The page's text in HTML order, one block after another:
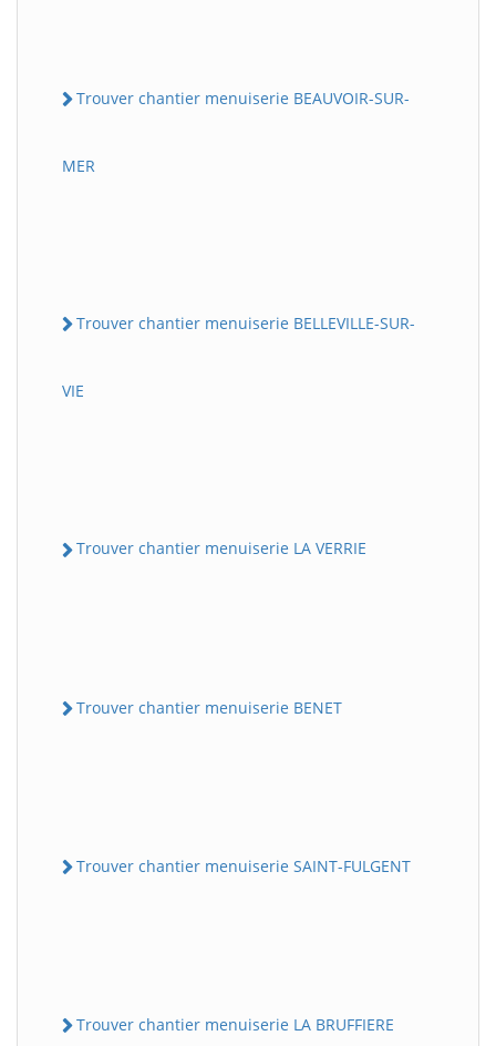
Trouver chantier menuiserie BEAUVOIR-SUR-
MER
Trouver chantier menuiserie BELLEVILLE-SUR-
VIE
Trouver chantier menuiserie LA VERRIE
Trouver chantier menuiserie BENET
Trouver chantier menuiserie SAINT-FULGENT
Trouver chantier menuiserie LA BRUFFIERE